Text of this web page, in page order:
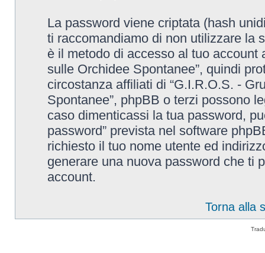
La password viene criptata (hash
ti raccomandiamo di non utilizzare la
è il metodo di accesso al tuo account
sulle Orchidee Spontanee”, quindi
circostanza affiliati di “G.I.R.O.S. -
Spontanee”, phpBB o terzi possono
caso dimenticassi la tua password,
password” prevista nel software
richiesto il tuo nome utente ed
generare una nuova password che ti
account.
Torna alla